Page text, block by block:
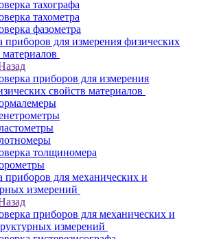
тахографа
тахометра
фазометра
приборов для измерения физических
материалов
приборов для измерения
свойств материалов
толщиномера
приборов для механических и
измерений
приборов для механических и
измерений